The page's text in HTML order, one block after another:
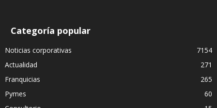
Categoría popular
Noticias corporativas
7154
Actualidad
271
Franquicias
265
Pymes
60